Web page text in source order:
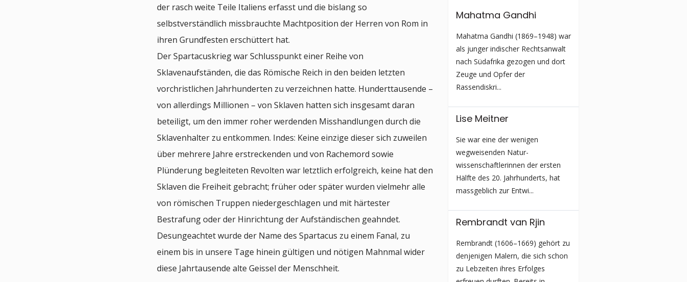
der rasch weite Teile Italiens erfasst und die bislang so
selbstverständlich missbrauchte Machtposition der Herren von Rom in
ihren Grundfesten erschüttert hat.
Der Spartacuskrieg war Schlusspunkt einer Reihe von
Sklavenaufständen, die das Römische Reich in den beiden letzten
vorchristlichen Jahrhunderten zu verzeichnen hatte. Hunderttausende –
von allerdings Millionen – von Sklaven hatten sich insgesamt daran
beteiligt, um den immer roher werdenden Misshandlungen durch die
Sklavenhalter zu entkommen. Indes: Keine einzige dieser sich zuweilen
über mehrere Jahre erstreckenden und von Rachemord sowie
Plünderung begleiteten Revolten war letztlich erfolgreich, keine hat den
Sklaven die Freiheit gebracht; früher oder später wurden vielmehr alle
von römischen Truppen niedergeschlagen und mit härtester
Bestrafung oder der Hinrichtung der Aufständischen geahndet.
Desungeachtet wurde der Name des Spartacus zu einem Fanal, zu
einem bis in unsere Tage hinein gültigen und nötigen Mahnmal wider
diese Jahrtausende alte Geissel der Menschheit.
Mahatma Gandhi
Mahatma Gandhi (1869–1948) war
als junger indischer Rechtsanwalt
nach Südafrika gezogen und dort
Zeuge und Opfer der
Rassendiskri...
Lise Meitner
Sie war eine der wenigen
wegweisenden Natur­
wissenschaftlerinnen der ersten
Hälfte des 20. Jahrhunderts, hat
massgeblich zur Entwi...
Rembrandt van Rjin
Rembrandt (1606–1669) gehört zu
denjenigen Malern, die sich schon
zu Lebzeiten ihres Erfolges